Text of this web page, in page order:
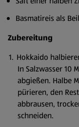
Basmatireis als
Zubereitung
Hokkaido
In Salzwasser 10
abgießen. Halbe
pürieren, den
abbrausen,
schneiden.